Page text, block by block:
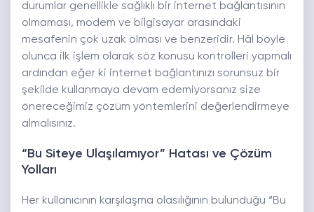
durumlar genellikle sağlıklı bir internet bağlantısının
olmaması, modem ve bilgisayar arasındaki
mesafenin çok uzak olması ve benzeridir. Hâl böyle
olunca ilk işlem olarak söz konusu kontrolleri yapmalı
ardından eğer ki internet bağlantınızı sorunsuz bir
şekilde kullanmaya devam edemiyorsanız size
önereceğimiz çözüm yöntemlerini değerlendirmeye
almalısınız.
“Bu Siteye Ulaşılamıyor” Hatası ve Çözüm
Yolları
Her kullanıcının karşılaşma olasılığının bulunduğu “Bu